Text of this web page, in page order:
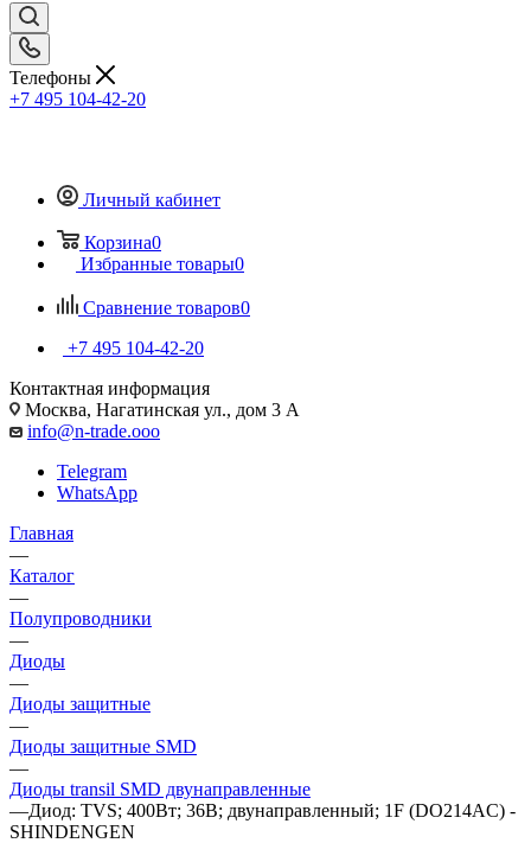
Телефоны
+7 495 104-42-20
Личный кабинет
Корзина0
Избранные товары0
Сравнение товаров0
+7 495 104-42-20
Контактная информация
Москва, Нагатинская ул., дом 3 А
info@n-trade.ooo
Telegram
WhatsApp
Главная
—
Каталог
—
Полупроводники
—
Диоды
—
Диоды защитные
—
Диоды защитные SMD
—
Диоды transil SMD двунаправленные
—Диод: TVS; 400Вт; 36В; двунаправленный; 1F (DO214AC) -
SHINDENGEN